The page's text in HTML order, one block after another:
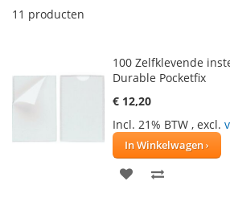
11 producten
100 Zelfklevende
Durable Pocketfix
€ 12,20
Incl. 21% BTW , excl.
In Winkelwagen
VOEG